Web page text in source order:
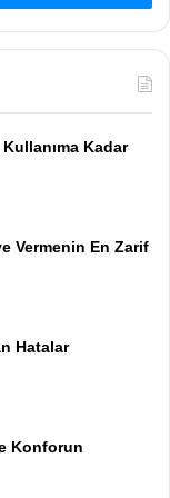
Kadar
Vermenin En Zarif
Hatalar
Konforun